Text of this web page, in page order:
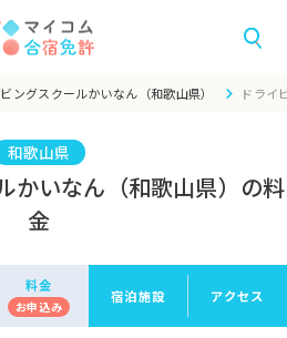
ングスクールかいなん（和歌山県） ドライ
和歌山県
かいなん（和歌山県）の料
金
料金
お申込み
宿泊施設 アクセス